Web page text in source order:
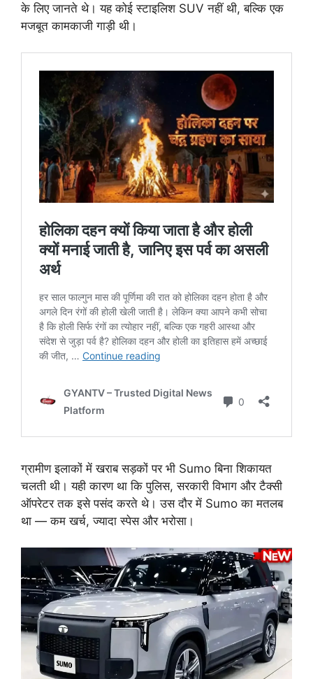
के लिए जानते थे। यह कोई स्टाइलिश SUV नहीं थी, बल्कि एक
मजबूत कामकाजी गाड़ी थी।
ग्रामीण इलाकों में खराब सड़कों पर भी Sumo बिना शिकायत
चलती थी। यही कारण था कि पुलिस, सरकारी विभाग और टैक्सी
ऑपरेटर तक इसे पसंद करते थे। उस दौर में Sumo का मतलब
था — कम खर्च, ज्यादा स्पेस और भरोसा।